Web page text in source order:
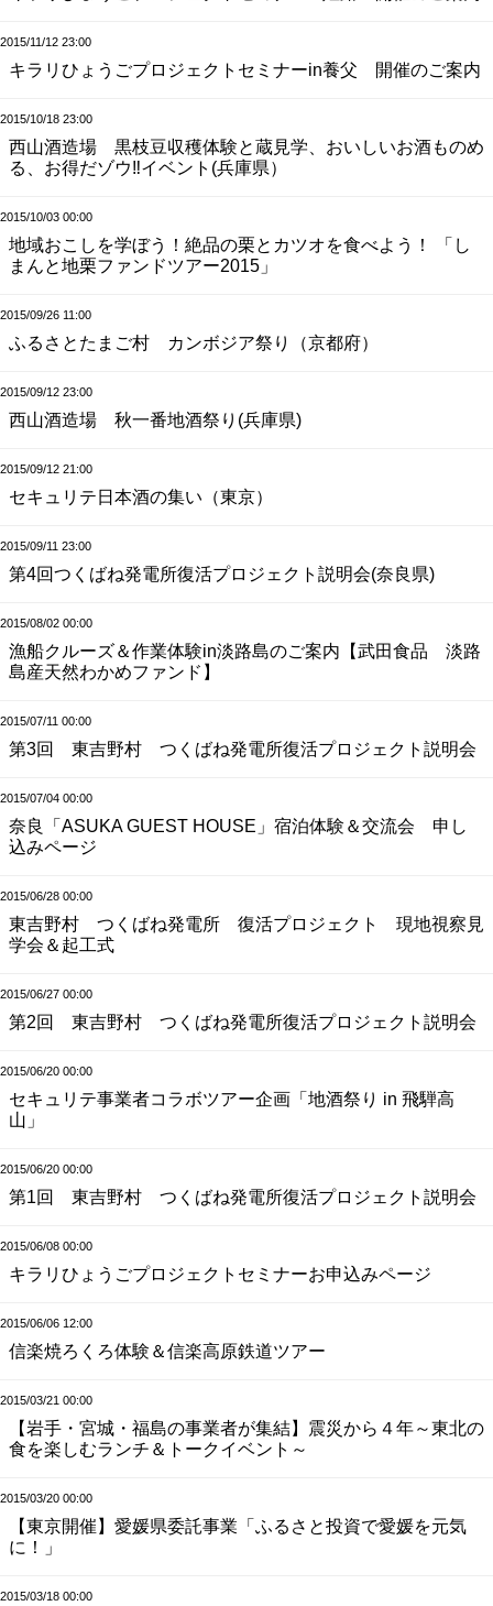
2015/11/12 23:00
キラリひょうごプロジェクトセミナーin養父 開催のご案内
2015/10/18 23:00
西山酒造場 黒枝豆収穫体験と蔵見学、おいしいお酒ものめ
る、お得だゾウ‼イベント(兵庫県）
2015/10/03 00:00
地域おこしを学ぼう！絶品の栗とカツオを食べよう！ 「し
まんと地栗ファンドツアー2015」
2015/09/26 11:00
ふるさとたまご村 カンボジア祭り（京都府）
2015/09/12 23:00
西山酒造場 秋一番地酒祭り(兵庫県)
2015/09/12 21:00
セキュリテ日本酒の集い（東京）
2015/09/11 23:00
第4回つくばね発電所復活プロジェクト説明会(奈良県)
2015/08/02 00:00
漁船クルーズ＆作業体験in淡路島のご案内【武田食品 淡路
島産天然わかめファンド】
2015/07/11 00:00
第3回 東吉野村 つくばね発電所復活プロジェクト説明会
2015/07/04 00:00
奈良「ASUKA GUEST HOUSE」宿泊体験＆交流会 申し
込みページ
2015/06/28 00:00
東吉野村 つくばね発電所 復活プロジェクト 現地視察見
学会＆起工式
2015/06/27 00:00
第2回 東吉野村 つくばね発電所復活プロジェクト説明会
2015/06/20 00:00
セキュリテ事業者コラボツアー企画「地酒祭り in 飛騨高
山」
2015/06/20 00:00
第1回 東吉野村 つくばね発電所復活プロジェクト説明会
2015/06/08 00:00
キラリひょうごプロジェクトセミナーお申込みページ
2015/06/06 12:00
信楽焼ろくろ体験＆信楽高原鉄道ツアー
2015/03/21 00:00
【岩手・宮城・福島の事業者が集結】震災から４年～東北の
食を楽しむランチ＆トークイベント～
2015/03/20 00:00
【東京開催】愛媛県委託事業「ふるさと投資で愛媛を元気
に！」
2015/03/18 00:00